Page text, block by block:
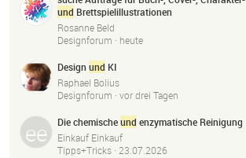
und Brettspielillustrationen
Rosanne Beld
Designforum · heute
Design und KI
Raphael Bolius
Designforum · vor drei Tagen
Die chemischeund enzymatische Reinigung
Einkauf Einkauf
Tipps+Tricks · 23.07.2026